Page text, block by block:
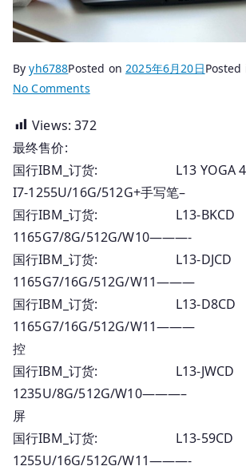
Byyh6788Posted on 2025年6月20日Posted
No Commentson
国
Thinkpad
笔
记
本
_
订
货
全
系
报
价
Views: 372
最终售价:
国行IBM_订货: L13
I7-1255U/16G/512G+手写笔
国行IBM_订货: L13-
1165G7/8G/512G/
国行IBM_订货: L13-
1165G7/16G/512G/
国行IBM_订货: L13-
1165G7/16G/512G/
控
国行IBM_订货: L13-
1235U/8G/512G/W10———–
屏
国行IBM_订货: L13-
1255U/16G/512G/